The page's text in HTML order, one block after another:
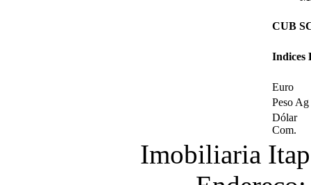
CUB
Indices
Euro
Peso Ag
Dólar
Com.
Imobiliaria